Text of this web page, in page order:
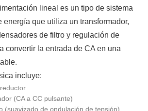
lineal es un tipo de sistema
energía que utiliza un transformador,
de filtro y regulación de
convertir la entrada de CA en una
incluye:
(CA a CC pulsante)
(suavizado de ondulación de tensión)